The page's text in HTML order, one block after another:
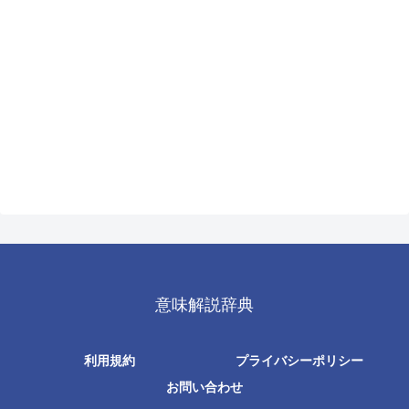
意味解説辞典
利用規約
プライバシーポリシー
お問い合わせ